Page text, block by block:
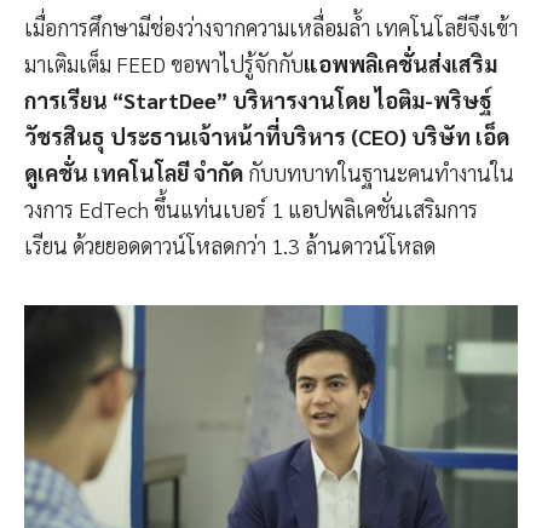
เมื่อการศึกษามีช่องว่างจากความเหลื่อมล้ำ เทคโนโลยีจึงเข้า
มาเติมเต็ม FEED ขอพาไปรู้จักกับแอพพลิเคชั่นส่งเสริม
การเรียน “StartDee” บริหารงานโดย ไอติม-พริษฐ์
วัชรสินธุ ประธานเจ้าหน้าที่บริหาร (CEO) บริษัท เอ็ด
ดูเคชั่น เทคโนโลยี จำกัด กับบทบาทในฐานะคนทำงานใน
วงการ EdTech ขึ้นแท่นเบอร์ 1 แอปพลิเคชั่นเสริมการ
เรียน ด้วยยอดดาวน์โหลดกว่า 1.3 ล้านดาวน์โหลด